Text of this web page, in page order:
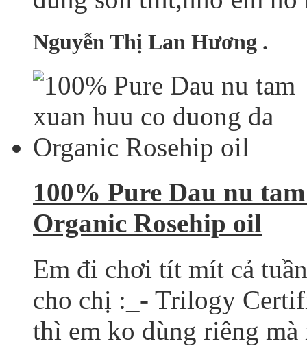
Nguyễn Thị Lan Hương .
100% Pure Dau nu
Organic Rosehip oil
Em đi chơi tít mít cả
cho chị :_- Trilogy
thì em ko dùng riêng